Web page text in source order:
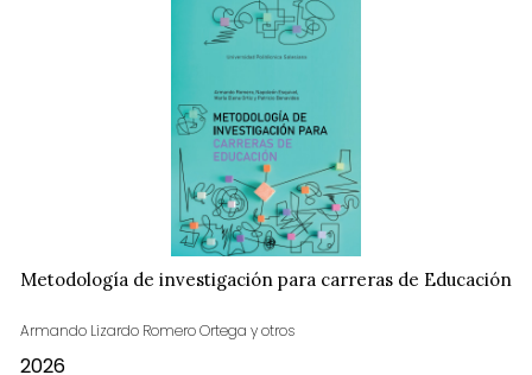
Metodología de investigación para carreras de Educación
Armando Lizardo Romero Ortega y otros
2026